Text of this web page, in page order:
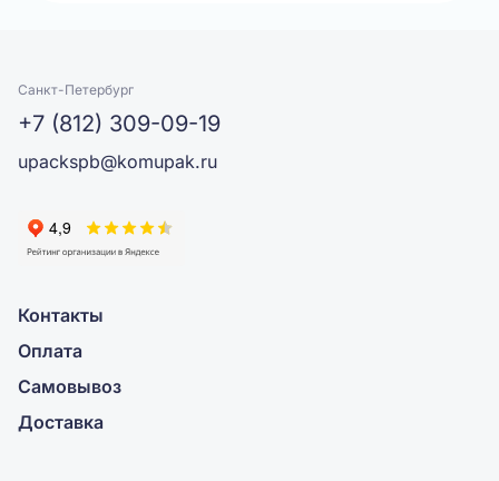
Санкт-Петербург
+7 (812) 309-09-19
upackspb@komupak.ru
Контакты
Оплата
Самовывоз
Доставка